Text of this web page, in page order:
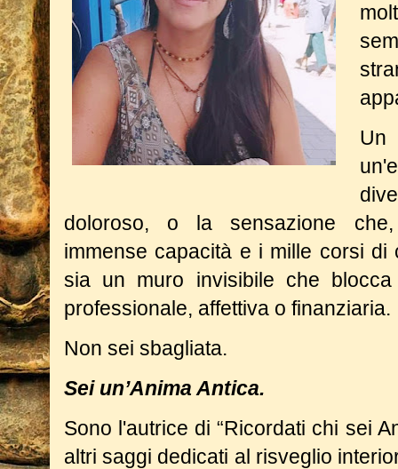
doloroso, o la sensazione
immense capacità e i mille corsi di
sia un muro invisibile che
professionale, affettiva o finanziaria.
Non sei sbagliata.
Sei un’Anima Antica.
Sono l'autrice di “Ricordati chi sei
altri saggi dedicati al risveglio